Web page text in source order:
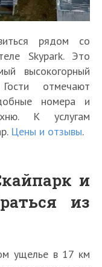
рядом со
Skypark. Это
высокогорный
отмечают
номера и
К услугам
Цены и отзывы.
и
из
ущелье в 17 км